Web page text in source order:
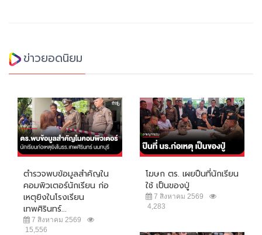
ข่าวยอดนิยม
ตำรวจพบข้อมูลสำคัญใน
คอมพิวเตอร์นักเรียน ก่อ
เหตุยิงในโรงเรียน
เทพศิรินทร์...
7 สิงหาคม 2569
15,556
โฆษก ตร. เผยปืนที่นักเรียน
ใช้ เป็นของปู่
7 สิงหาคม 2569
4,283